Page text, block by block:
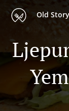
Old Story